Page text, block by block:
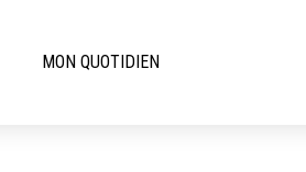
MON QUOTIDIEN